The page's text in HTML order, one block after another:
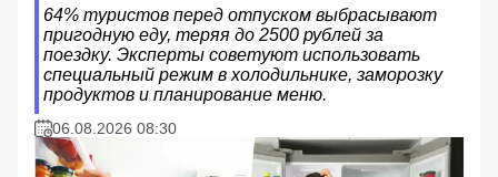
64% туристов перед отпуском выбрасывают
пригодную еду, теряя до 2500 рублей за
поездку. Эксперты советуют использовать
специальный режим в холодильнике, заморозку
продуктов и планирование меню.
06.08.2026 08:30